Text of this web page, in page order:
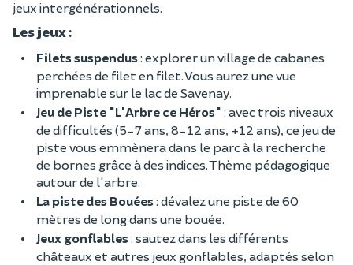
jeux intergénérationnels.
Les jeux:
Filets suspendus: explorer un village de cabanes
perchées de filet en filet. Vous aurez une vue
imprenable sur le lac de Savenay.
Jeu de Piste "L'Arbre ce Héros" : avec trois niveaux
de difficultés (5-7 ans, 8-12 ans, +12 ans), ce jeu de
piste vous emmènera dans le parc à la recherche
de bornes grâce à des indices. Thème pédagogique
autour de l'arbre.
La piste des Bouées: dévalez une piste de 60
mètres de long dans une bouée.
Jeux gonflables: sautez dans les différents
châteaux et autres jeux gonflables, adaptés selon